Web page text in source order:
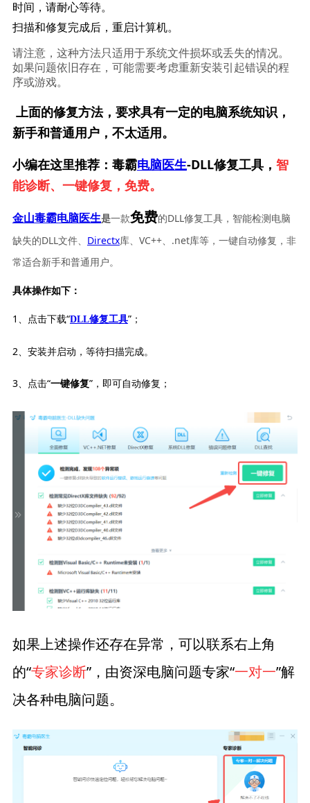
时间，请耐心等待。
扫描和修复完成后，重启计算机。
请注意，这种方法只适用于系统文件损坏或丢失的情况。
如果问题依旧存在，可能需要考虑重新安装引起错误的程
序或游戏。
上面的修复方法，要求具有一定的电脑系统知识，
新手和普通用户，不太适用。
小编在这里推荐：毒霸电脑医生-DLL修复工具， 智
能诊断、一键修复，免费。
金山毒霸电脑医生是一款免费的DLL修复工具，智能检测电脑
缺失的DLL文件、 Directx库、VC++、.net库等，一键自动修复，非
常适合新手和普通用户。
具体操作如下：
1、点击下载“DLL修复工具”；
2、安装并启动，等待扫描完成。
3、点击“一键修复”，即可自动修复；
如果上述操作还存在异常，可以联系右上角
的“专家诊断”，由资深电脑问题专家“一对一”解
决各种电脑问题。